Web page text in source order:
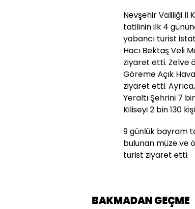
Nevşehir Valiliği İl
tatilinin ilk 4
yabancı turist
Hacı Bektaş Veli
ziyaret etti. Zelve
Göreme Açık
ziyaret etti.
Yeraltı Şehrini 7
Kiliseyi 2 bin 130
9 günlük bayram
bulunan müze ve
turist ziyaret etti.
BAKMADAN GEÇME